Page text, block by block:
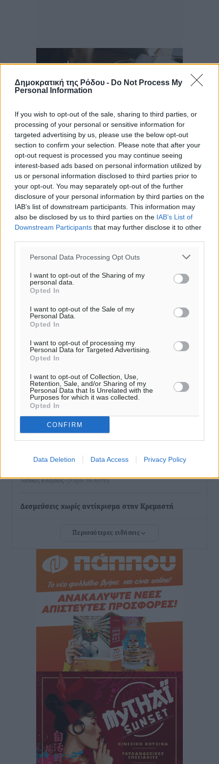
Δημοκρατική της Ρόδου - Do Not Process My
Personal Information
If you wish to opt-out of the sale, sharing to third parties, or
processing of your personal or sensitive information for
targeted advertising by us, please use the below opt-out
section to confirm your selection. Please note that after your
opt-out request is processed you may continue seeing
interest-based ads based on personal information utilized by
us or personal information disclosed to third parties prior to
your opt-out. You may separately opt-out of the further
disclosure of your personal information by third parties on the
IAB’s list of downstream participants. This information may
also be disclosed by us to third parties on the IAB’s List of
Downstream Participants that may further disclose it to other
Personal Data Processing Opt Outs
I want to opt-out of the Sharing of my
personal data.
Opted In
I want to opt-out of the Sale of my
Personal Data.
Opted In
I want to opt-out of processing my
Personal Data for Targeted Advertising.
Opted In
I want to opt-out of Collection, Use,
Retention, Sale, and/or Sharing of my
Personal Data that Is Unrelated with the
Purposes for which it was collected.
Opted In
CONFIRM
Data Deletion Data Access Privacy Policy
Ροή ειδήσεων
Ενίσχυση των υπηρεσιών υγείας στο αεροδρόμιο της
Ρόδου: «Η πολιτική βούληση είναι η ενίσχυση, όχι η
αφαίρεση»
Τοπικές Ειδήσεις• πριν 28 λεπτά
και μιλά για σκευωρία γνωστών μεταξύ τους
καταγγελλόντων
Τοπικές Ειδήσεις πριν 32 λεπτά
του θύματος του σοκαριστικού θανατηφόρου
τροχαίου του 2014
Απορρίφθηκε η προσωρινή διαταγή κατά του
39χρονου για τις δολιοφθορές στο Radar Ατάβυρου
Τοπικές Ειδήσεις• πριν 35 λεπτά
ταξί με τα «βανάκια» για την υποκλοπή μεταφορικού
Τοπικές Ειδήσεις• πριν 36 λεπτά
Δεσμεύσεις χωρίς αντίκρισμα στην Κρεμαστή
μπορεί να αποτελέσει τη δεύτερη μεγάλη δύναμη της
Ρόδου»
πριν 37 λεπτά
Οικοδομική «ανάσα» στη Ρόδο: Αυξάνονται οι άδειες,
οι επεκτάσεις, οι ενεργειακές αναβαθμίσεις σε
ολόκληρο το νησί
πριν 38 λεπτά
Στη Ρόδο απολαμβάνει τις καλοκαιρινές της διακοπές
η Φαίη Σκορδά
Τοπικές Ειδήσεις πριν 40 λεπτά
Χειρουργικές ομάδες στην Κάλυμνο: Το νέο μοντέλο
του ΕΣΥ φέρνει τις επεμβάσεις κοντά στους νησιώτες
Ρεπορτάζ • πριν 42 λεπτά
Περισσότερες ειδήσεις